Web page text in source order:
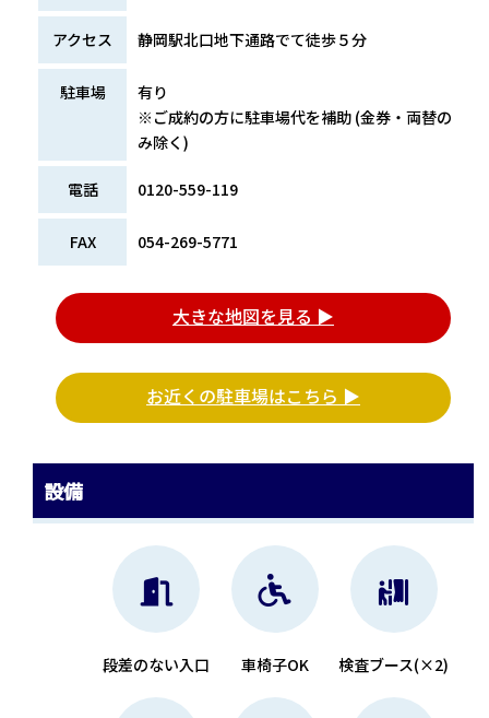
アクセス 静岡駅北口地下通路でて徒歩５分
駐車場
有り
※ご成約の方に駐車場代を補助 (金券・両替の
み除く)
電話 0120-559-119
FAX 054-269-5771
大きな地図を見る ▶
お近くの駐車場はこちら ▶
設備
段差のない入口 車椅子OK 検査ブース(×2)